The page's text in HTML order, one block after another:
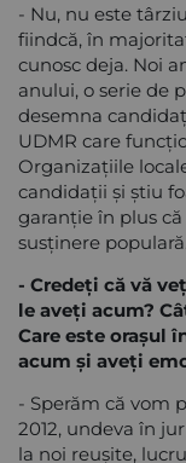
- Nu, nu este
fiindcă, în
cunosc deja. Noi
anului, o serie de
desemna
UDMR care
Organizațiile
candidații și știu
garanție în plus
susținere populară.
- Credeți că vă
le aveți acum?
Care este orașul
acum și aveți
- Sperăm că vom
2012, undeva în
la noi reușite,